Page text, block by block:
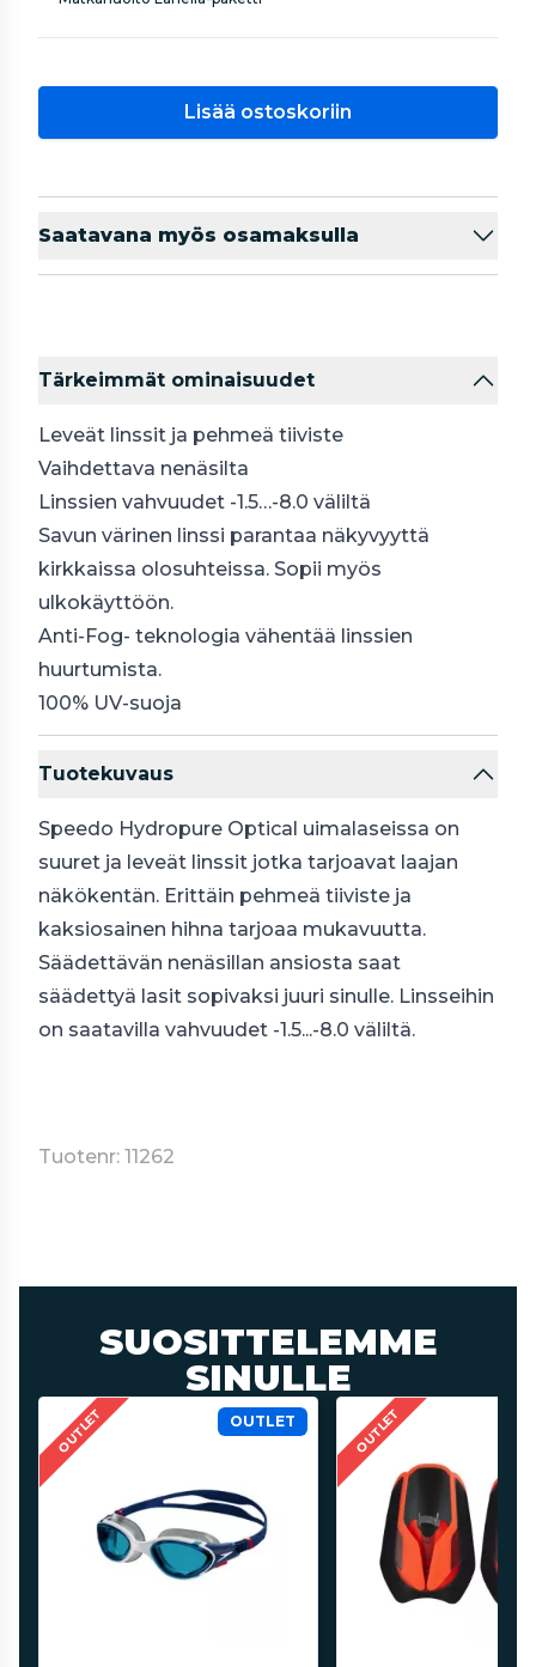
Lisää ostoskoriin
Saatavana myös osamaksulla
Tärkeimmät ominaisuudet
Leveät linssit ja pehmeä tiiviste
Vaihdettava nenäsilta
Linssien vahvuudet -1.5…-8.0 väliltä
Savun värinen linssi parantaa näkyvyyttä
kirkkaissa olosuhteissa. Sopii myös
ulkokäyttöön.
Anti-Fog- teknologia vähentää linssien
huurtumista.
100% UV-suoja
Tuotekuvaus
Speedo Hydropure Optical uimalaseissa on
suuret ja leveät linssit jotka tarjoavat laajan
näkökentän. Erittäin pehmeä tiiviste ja
kaksiosainen hihna tarjoaa mukavuutta.
Säädettävän nenäsillan ansiosta saat
säädettyä lasit sopivaksi juuri sinulle. Linsseihin
on saatavilla vahvuudet -1.5...-8.0 väliltä.
Tuotenr: 11262
SUOSITTELEMME
SINULLE
OUTLET OUTLET OUTLET